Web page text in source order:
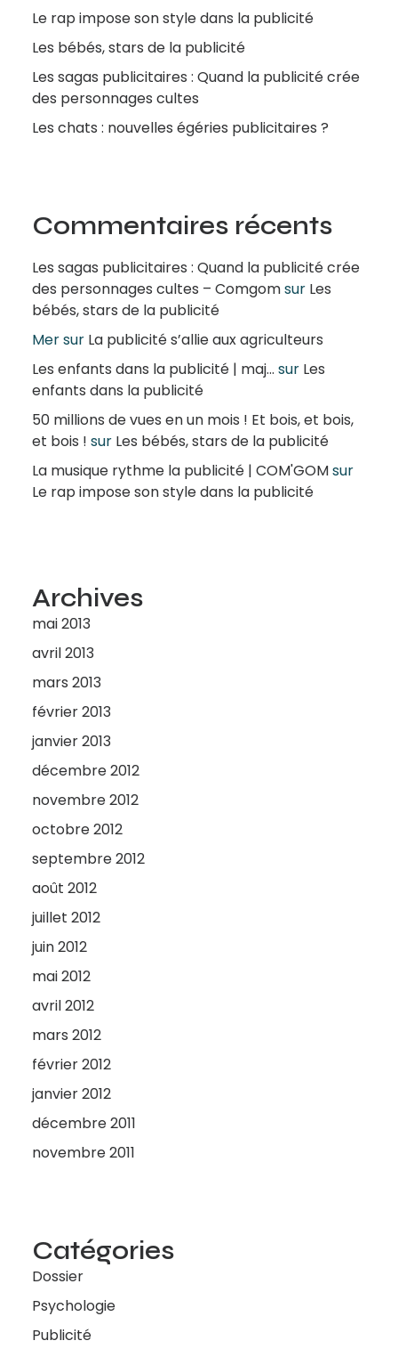
Le rap impose son style dans la publicité
Les bébés, stars de la publicité
Les sagas publicitaires : Quand la publicité crée
des personnages cultes
Les chats : nouvelles égéries publicitaires ?
Commentaires récents
Les sagas publicitaires : Quand la publicité crée
des personnages cultes – Comgomsur Les
bébés, stars de la publicité
Mersur La publicité s’allie aux agriculteurs
Les enfants dans la publicité | maj... sur Les
enfants dans la publicité
50 millions de vues en un mois ! Et bois, et bois,
et bois ! sur Les bébés, stars de la publicité
La musique rythme la publicité | COM'GOMsur
Le rap impose son style dans la publicité
Archives
mai 2013
avril 2013
mars 2013
février 2013
janvier 2013
décembre 2012
novembre 2012
octobre 2012
septembre 2012
août 2012
juillet 2012
juin 2012
mai 2012
avril 2012
mars 2012
février 2012
janvier 2012
décembre 2011
novembre 2011
Catégories
Dossier
Psychologie
Publicité